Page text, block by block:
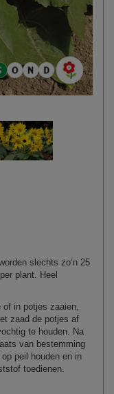
slechts zo‘n 25
plant. Heel
in potjes zaaien,
zaad de potjes af
te houden. Na
van bestemming
peil houden en in
toedienen.